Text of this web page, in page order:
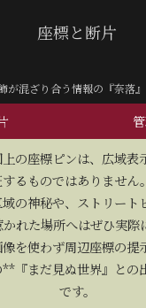
座標と断片
が混ざり合う情報の『奈落
の座標ピンは、広域表
るものではありません
の神秘や、ストリート
れた場所へはぜひ実際
を使わず周辺座標の提
『まだ見ぬ世界』との
です。